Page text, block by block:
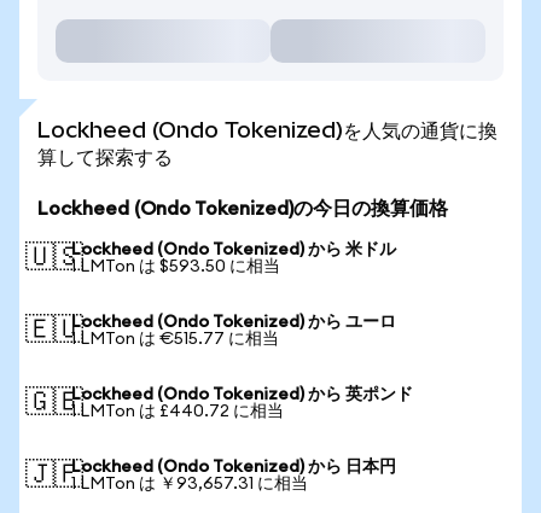
Lockheed (Ondo Tokenized)を人気の通貨に換
算して探索する
Lockheed (Ondo Tokenized)の今日の換算価格
🇺🇸Lockheed (Ondo Tokenized) から 米ドル
1 LMTon は $593.50 に相当
🇪🇺Lockheed (Ondo Tokenized) から ユーロ
1 LMTon は €515.77 に相当
🇬🇧Lockheed (Ondo Tokenized) から 英ポンド
1 LMTon は £440.72 に相当
🇯🇵Lockheed (Ondo Tokenized) から 日本円
1 LMTon は ￥93,657.31 に相当